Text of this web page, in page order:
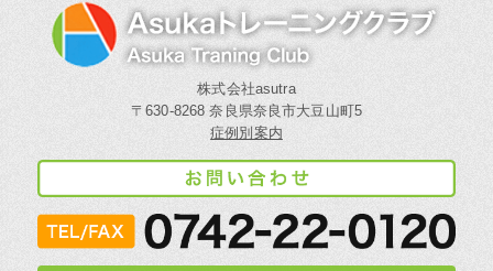
株式会社asutra
〒630-8268 奈良県奈良市大豆山町5
症例別案内